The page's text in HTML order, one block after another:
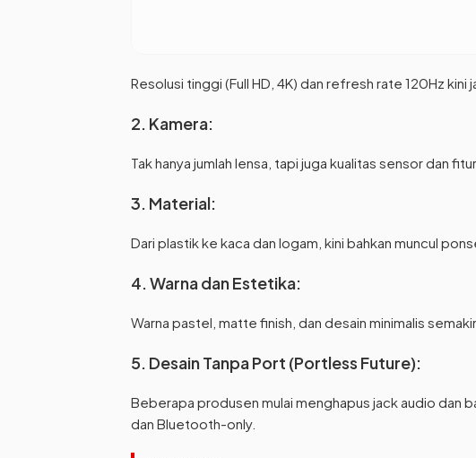
Resolusi tinggi (Full HD, 4K) dan refresh rate 120Hz kini
2. Kamera:
Tak hanya jumlah lensa, tapi juga kualitas sensor dan
3. Material:
Dari plastik ke kaca dan logam, kini bahkan muncul
4. Warna dan Estetika:
Warna pastel, matte finish, dan desain minimalis
5. Desain Tanpa Port (Portless Future):
Beberapa produsen mulai menghapus jack audio dan
dan Bluetooth-only.